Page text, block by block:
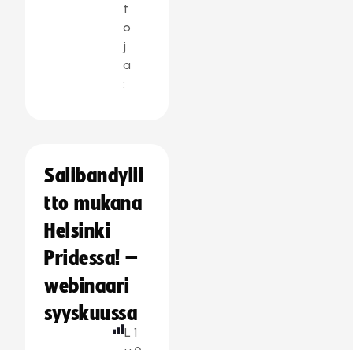
t
o
j
a
:
Salibandylii
tto mukana
Helsinki
Pridessa! –
webinaari
syyskuussa
L 1